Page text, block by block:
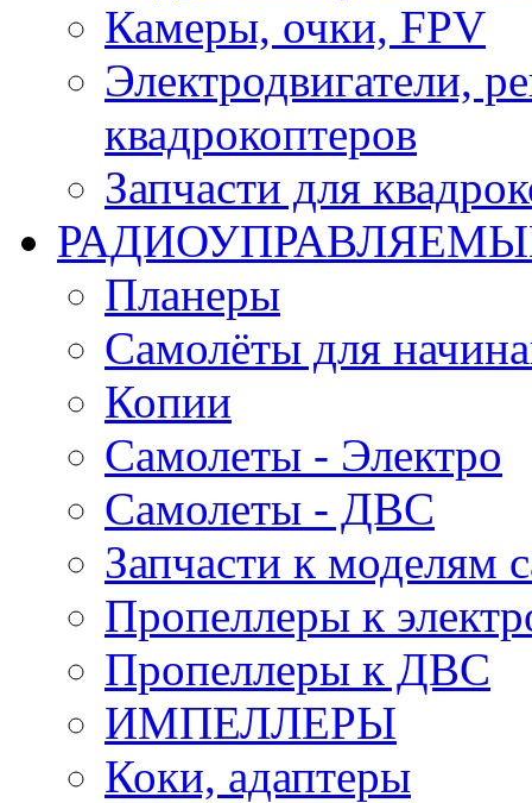
Камеры, очки, FPV
Электродвигатели,
квадрокоптеров
Запчасти для
Планеры
Самолёты для
Копии
Самолеты - Электро
Самолеты - ДВС
Запчасти к моделям
Пропеллеры к
Пропеллеры к ДВС
ИМПЕЛЛЕРЫ
Коки, адаптеры